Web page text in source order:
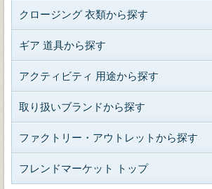
クロージング 衣類から探す
ギア 道具から探す
アクティビティ 用途から探す
取り扱いブランドから探す
ファクトリー・アウトレットから探す
フレンドマーケット トップ